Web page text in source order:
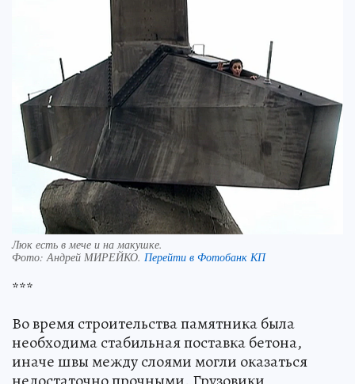
Люк есть в мече и на макушке.
Фото:Андрей МИРЕЙКО. Перейти в Фотобанк КП
***
Во время строительства памятника была
необходима стабильная поставка бетона,
иначе швы между слоями могли оказаться